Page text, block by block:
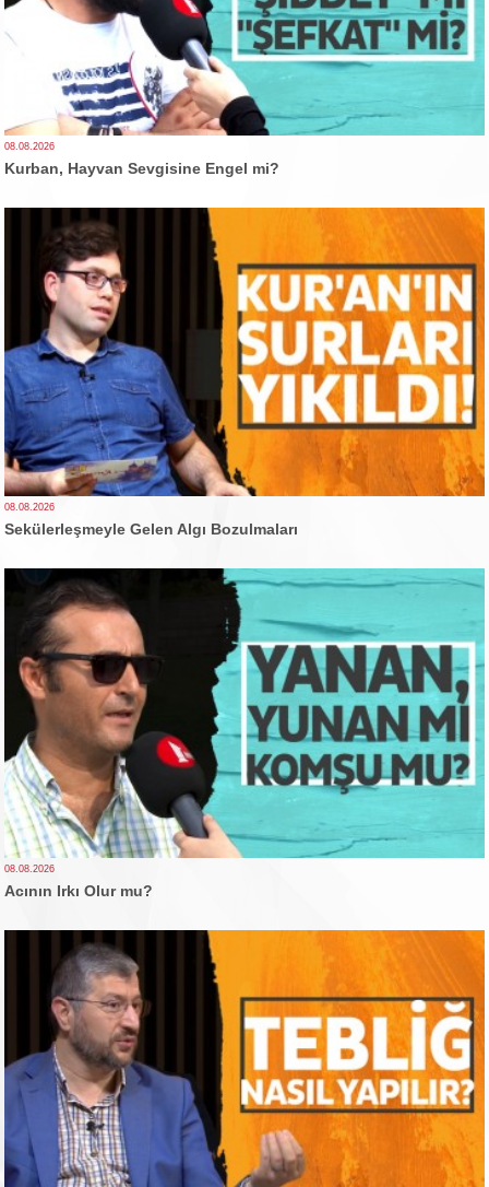
08.08.2026
Kurban, Hayvan Sevgisine Engel mi?
08.08.2026
Sekülerleşmeyle Gelen Algı Bozulmaları
08.08.2026
Acının Irkı Olur mu?